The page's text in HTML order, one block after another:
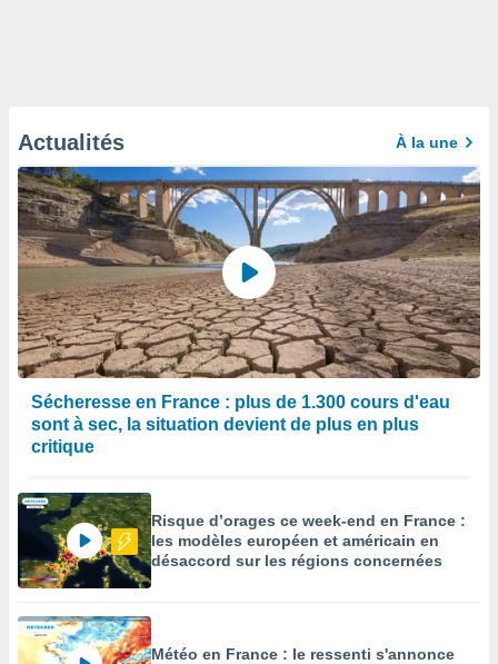
Actualités À la une
Sécheresse en France : plus de 1.300 cours d'eau
sont à sec, la situation devient de plus en plus
critique
Risque d’orages ce week-end en France :
les modèles européen et américain en
désaccord sur les régions concernées
Météo en France : le ressenti s'annonce